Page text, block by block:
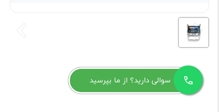
سوالی دارید؟ از ما بپرسید